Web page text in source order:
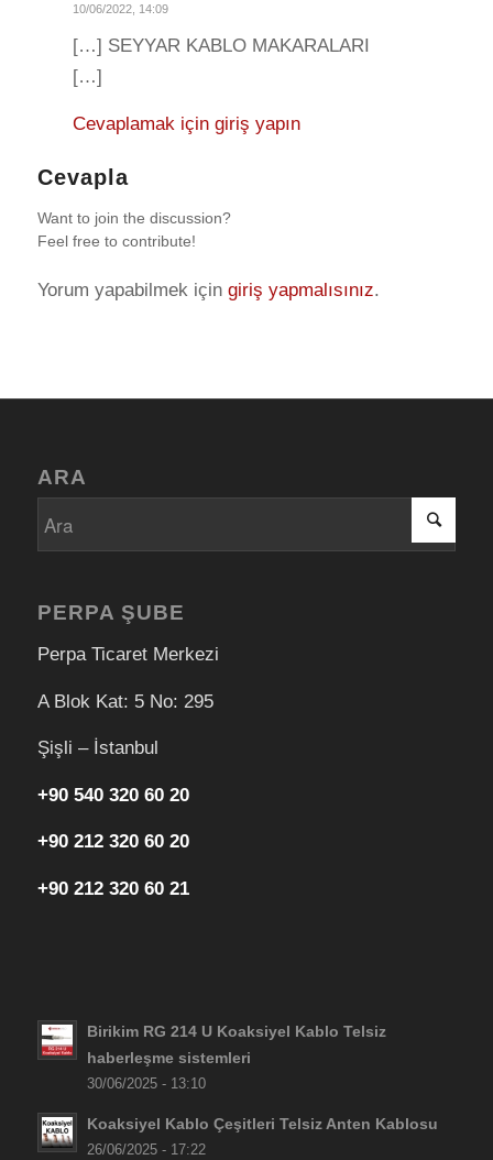
10/06/2022, 14:09
[…] SEYYAR KABLO MAKARALARI
[…]
Cevaplamak için giriş yapın
Cevapla
Want to join the discussion?
Feel free to contribute!
Yorum yapabilmek için giriş yapmalısınız.
ARA
PERPA ŞUBE
Perpa Ticaret Merkezi
A Blok Kat: 5 No: 295
Şişli – İstanbul
+90 540 320 60 20
+90 212 320 60 20
+90 212 320 60 21
Birikim RG 214 U Koaksiyel Kablo Telsiz
haberleşme sistemleri
30/06/2025 - 13:10
Koaksiyel Kablo Çeşitleri Telsiz Anten Kablosu
26/06/2025 - 17:22